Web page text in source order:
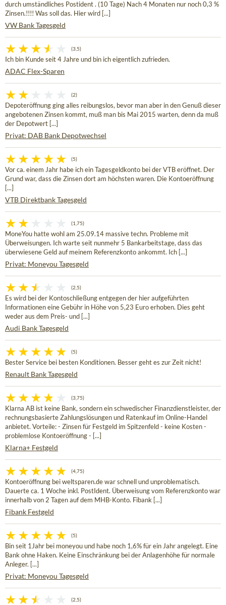
durch umständliches Postident . (10 Tage) Nach 4 Monaten nur noch 0,3 %
Zinsen.!!!! Was soll das. Hier wird [...]
VW Bank Tagesgeld
(3,5)
Ich bin Kunde seit 4 Jahre und bin ich eigentlich zufrieden.
ADAC Flex-Sparen
(2)
Depoteröffnung ging alles reibungslos, bevor man aber in den Genuß dieser
angebotenen Zinsen kommt, muß man bis Mai 2015 warten, denn da muß
der Depotwert [...]
Privat: DAB Bank Depotwechsel
(5)
Vor ca. einem Jahr habe ich ein Tagesgeldkonto bei der VTB eröffnet. Der
Grund war, dass die Zinsen dort am höchsten waren. Die Kontoeröffnung
[...]
VTB Direktbank Tagesgeld
(1,75)
MoneYou hatte wohl am 25.09.14 massive techn. Probleme mit
Überweisungen. Ich warte seit nunmehr 5 Bankarbeitstage, dass das
überwiesene Geld auf meinem Referenzkonto ankommt. Ich [...]
Privat: Moneyou Tagesgeld
(2,5)
Es wird bei der Kontoschließung entgegen der hier aufgeführten
Informationen eine Gebühr in Höhe von 5,23 Euro erhoben. Dies geht
weder aus dem Preis- und [...]
Audi Bank Tagesgeld
(5)
Bester Service bei besten Konditionen. Besser geht es zur Zeit nicht!
Renault Bank Tagesgeld
(3,75)
Klarna AB ist keine Bank, sondern ein schwedischer Finanzdienstleister, der
rechnungsbasierte Zahlungslösungen und Ratenkauf im Online-Handel
anbietet. Vorteile: - Zinsen für Festgeld im Spitzenfeld - keine Kosten -
problemlose Kontoeröffnung - [...]
Klarna+ Festgeld
(4,75)
Kontoeröffnung bei weltsparen.de war schnell und unproblematisch.
Dauerte ca. 1 Woche inkl. PostIdent. Überweisung vom Referenzkonto war
innerhalb von 2 Tagen auf dem MHB-Konto. Fibank [...]
Fibank Festgeld
(5)
Bin seit 1Jahr bei moneyou und habe noch 1,6% für ein Jahr angelegt. Eine
Bank ohne Haken. Keine Einschränkung bei der Anlagenhöhe für normale
Anleger. [...]
Privat: Moneyou Tagesgeld
(2,5)